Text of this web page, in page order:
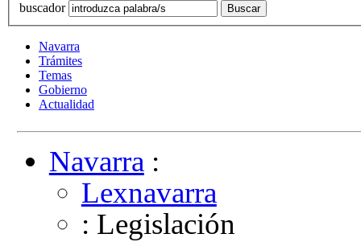
buscador
Navarra
Trámites
Temas
Gobierno
Actualidad
Navarra:
Lexnavarra
: Legislación